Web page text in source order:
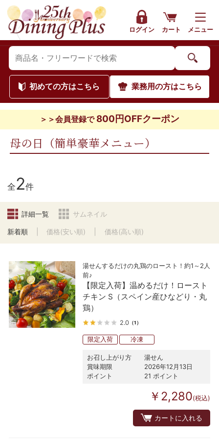
ログイン カート メニュー
初めての方はこちら 業務用の方はこちら
＞＞会員登録で 800円OFFクーポン
母の日（簡単豪華メニュー）
全2件
詳細一覧 サムネイル
新着順 価格(安い順) 価格(高い順)
湯せんするだけの丸鶏のロースト！約1～2人
前♪
【限定入荷】温めるだけ！ロースト
チキン S（スペイン産ひなどり・丸
鶏）
2.0 （1）
限定入荷 冷凍
お召し上がり方
湯せん
賞味期限
2026年12月13日
ポイント
21 ポイント
￥2,280(税込)
カートに入れる